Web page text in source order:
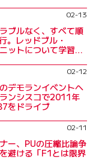
02-13
ブルなく、すべて順
。レッドブル・
ットについて学習重
02-12
デモランイベントへ
ンシスコで2011年
をドライブ
02-11
ー、PUの圧縮比論争
避ける「F1とは限界